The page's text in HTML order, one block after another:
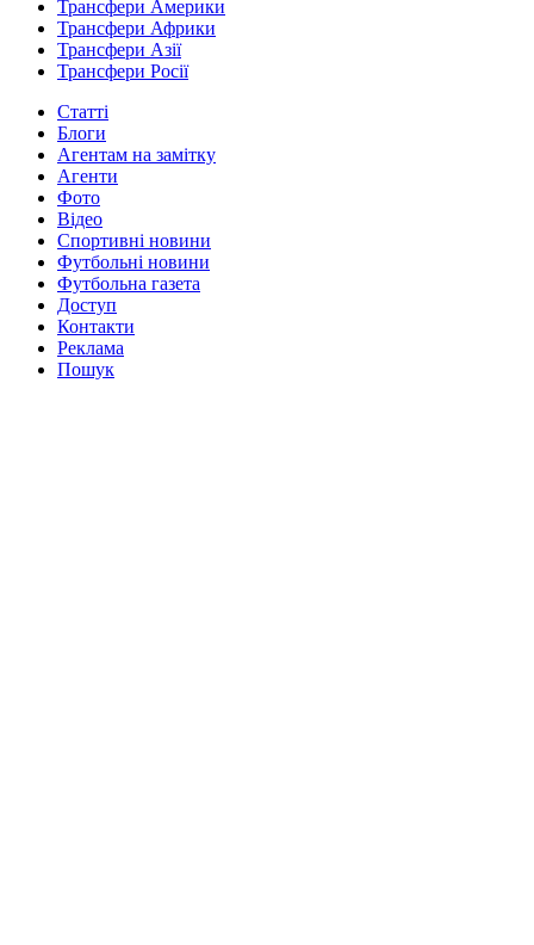
Трансфери Америки
Трансфери Африки
Трансфери Азії
Трансфери Росії
Статті
Блоги
Агентам на замітку
Агенти
Фото
Відео
Спортивні новини
Футбольні новини
Футбольна газета
Доступ
Контакти
Реклама
Пошук